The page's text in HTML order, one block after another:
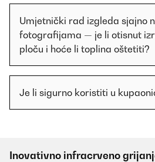
Umjetnički rad izgleda sjajno
fotografijama — je li otisnut
ploču i hoće li toplina oštetiti?
Je li sigurno koristiti u
Inovativno infracrveno